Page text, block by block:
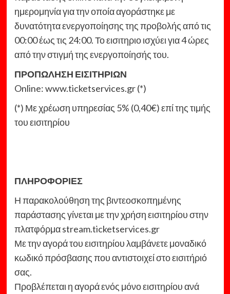
ημερομηνία για την οποία αγοράστηκε με
δυνατότητα ενεργοποίησης της προβολής από τις
00:00 έως τις 24:00. Το εισιτηριο ισχύει για 4 ώρες
από την στιγμή της ενεργοποίησής του.
ΠΡΟΠΩΛΗΣΗ ΕΙΣΙΤΗΡΙΩΝ
Online: www.ticketservices.gr (*)
(*) Με χρέωση υπηρεσίας 5% (0,40€) επί της τιμής
του εισιτηρίου
ΠΛΗΡΟΦΟΡΙΕΣ
Η παρακολούθηση της βιντεοσκοπημένης
παράστασης γίνεται με την χρήση εισιτηρίου στην
πλατφόρμα stream.ticketservices.gr
Με την αγορά του εισιτηρίου λαμβάνετε μοναδικό
κωδικό πρόσβασης που αντιστοιχεί στο εισιτήριό
σας.
Προβλέπεται η αγορά ενός μόνο εισιτηρίου ανά